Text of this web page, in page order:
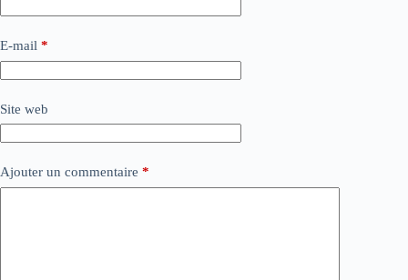
E-mail *
Site web
Ajouter un commentaire *